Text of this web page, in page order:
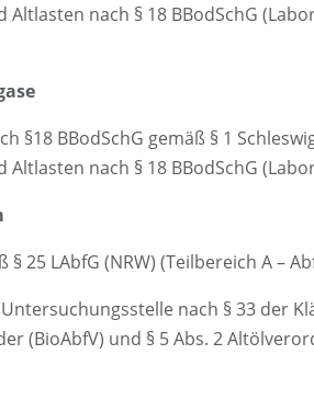
Altlasten nach § 18 BBodSchG
§18 BBodSchG gemäß § 1
Altlasten nach § 18 BBodSchG
§ 25 LAbfG (NRW) (Teilbereich A –
nach § 33 der
(BioAbfV) und § 5 Abs. 2